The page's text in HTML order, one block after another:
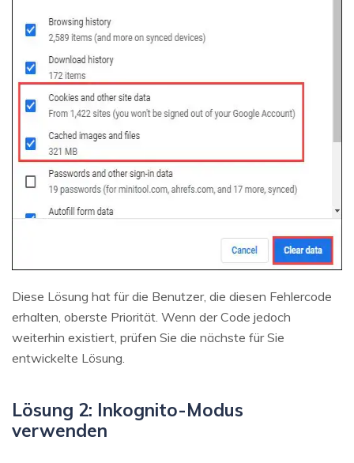
Diese Lösung hat für die Benutzer, die diesen Fehlercode
erhalten, oberste Priorität. Wenn der Code jedoch
weiterhin existiert, prüfen Sie die nächste für Sie
entwickelte Lösung.
Lösung 2: Inkognito-Modus
verwenden